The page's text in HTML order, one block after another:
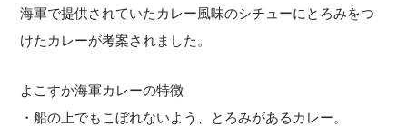
海軍で提供されていたカレー風味のシチューにとろみをつ
けたカレーが考案されました。
よこすか海軍カレーの特徴
・船の上でもこぼれないよう、とろみがあるカレー。